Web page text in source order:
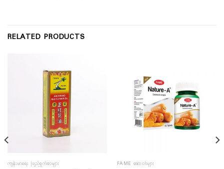
RELATED PRODUCTS
ကျန်းမာရေး ဖြည့်စွက်စာများ FAME ဆေးဝါးများ